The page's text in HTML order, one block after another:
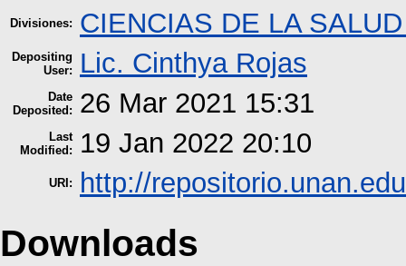
Divisiones: CIENCIAS DE LA
Depositing
User:
Lic. Cinthya Rojas
Date
Deposited:
26 Mar 2021 15:31
Last
Modified:
19 Jan 2022 20:10
URI: http://
Downloads